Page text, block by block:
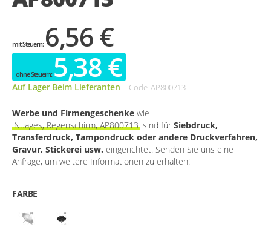
6,56 €
5,38 €
Auf Lager Beim Lieferanten Code AP800713
Werbe und Firmengeschenke wie
Nuages, Regenschirm, AP800713 sind für Siebdruck,
Transferdruck, Tampondruck oder andere Druckverfahren,
Gravur, Stickerei usw. eingerichtet. Senden Sie uns eine
Anfrage, um weitere Informationen zu erhalten!
FARBE